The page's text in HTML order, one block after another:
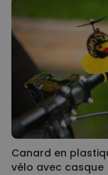
19,99
Canard en
vélo avec casque